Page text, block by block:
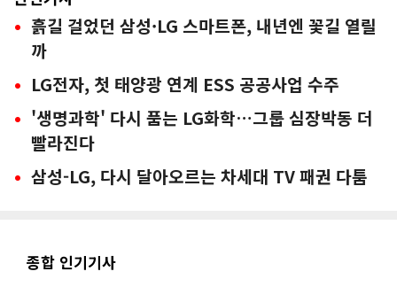
흙길 걸었던 삼성·LG 스마트폰, 내년엔 꽃길 열릴
까
LG전자, 첫 태양광 연계 ESS 공공사업 수주
'생명과학' 다시 품는 LG화학…그룹 심장박동 더
빨라진다
삼성-LG, 다시 달아오르는 차세대 TV 패권 다툼
종합 인기기사